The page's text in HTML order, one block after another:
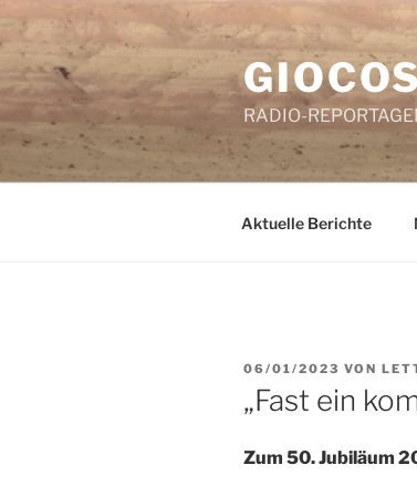
Zum
Inhalt
springen
RADIO-
Aktuelle Berichte
VERÖFFENTLICHT
AM
06/01/2023 VON
„Fast ein
Zum 50. Jubiläum